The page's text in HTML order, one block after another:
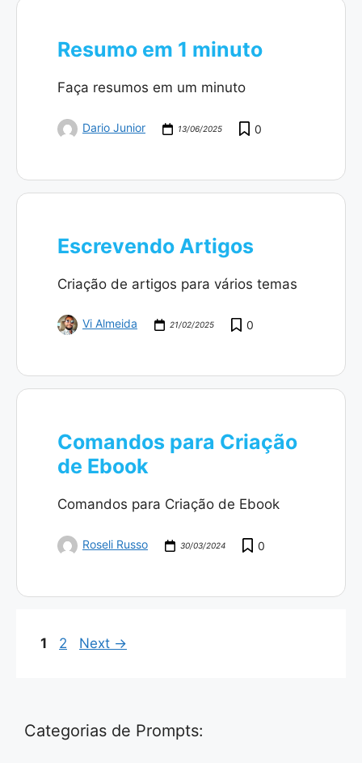
Resumo em 1 minuto
Faça resumos em um minuto
Dario Junior 13/06/2025 0
Escrevendo Artigos
Criação de artigos para vários temas
Vi Almeida 21/02/2025 0
Comandos para Criação
de Ebook
Comandos para Criação de Ebook
Roseli Russo 30/03/2024 0
Page
1 Page
2 Next →
Categorias de Prompts: